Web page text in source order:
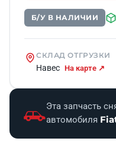
Б/У В НАЛИЧИИ
СКЛАД ОТГРУЗКИ
Навес На карте ↗
Эта запчасть
автомобиля